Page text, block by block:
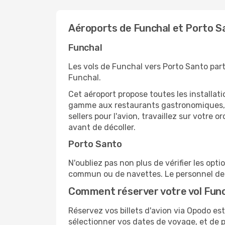
Aéroports de Funchal et Porto
Funchal
Les vols de Funchal vers Porto Santo
Funchal.
Cet aéroport propose toutes les
gamme aux restaurants
sellers pour l'avion, travaillez sur votre
avant de décoller.
Porto Santo
N'oubliez pas non plus de vérifier les
commun ou de navettes. Le personnel
Comment réserver votre vol
Réservez vos billets d'avion via Opodo
sélectionner vos dates de voyage, et de